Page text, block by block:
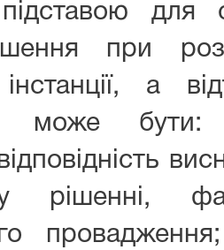
для
при
інстанції, а
може бути:
рішенні,